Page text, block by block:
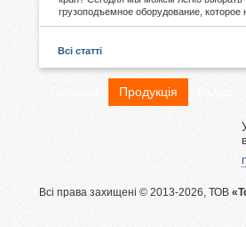
грузоподъемное оборудование, которое
необходимо. А знаете ли Вы, что
древности. Примером служат известные
гидротехнические объекты Китая.
Всі статті
Продукція
Всі права захищені © 2013-2026, ТОВ